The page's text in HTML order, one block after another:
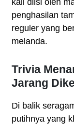
penghasilan
reguler yang
melanda.
Trivia
Jarang
Di balik
putihnya yang